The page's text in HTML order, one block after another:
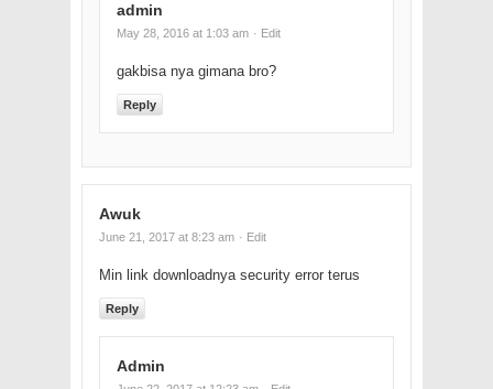
admin
May 28, 2016 at 1:03 am · Edit
gakbisa nya gimana bro?
Reply
Awuk
June 21, 2017 at 8:23 am · Edit
Min link downloadnya security error terus
Reply
Admin